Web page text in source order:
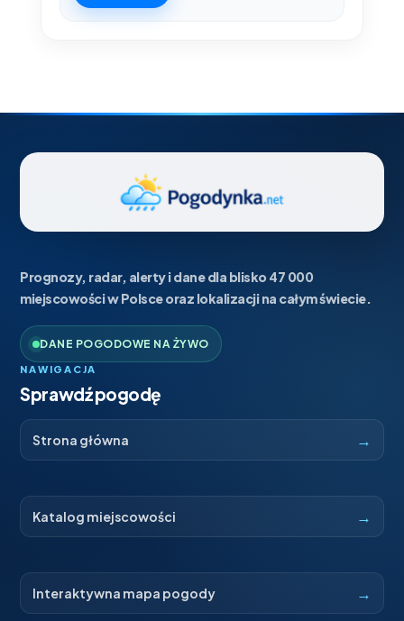
Prognozy, radar, alerty i dane dla blisko 47 000
miejscowości w Polsce oraz lokalizacji na całym świecie.
DANE POGODOWE NA ŻYWO
NAWIGACJA
Sprawdź pogodę
Strona główna →
Katalog miejscowości →
Interaktywna mapa pogody →